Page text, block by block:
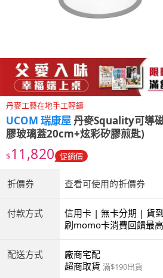
丹麥工藝在地手工輕鑄
UCOM 瑞康屋 丹麥Squality可導
膠玻璃蓋20cm+炫彩矽膠煎匙)
$11,820 促銷價
折價券 查看可使用的折價券
付款方式
信用卡 | 無卡分期 | 貨
商付款 | 銀聯卡
刷momo卡消費回饋最高
配送方式
廠商宅配
超商取貨 滿$190出貨